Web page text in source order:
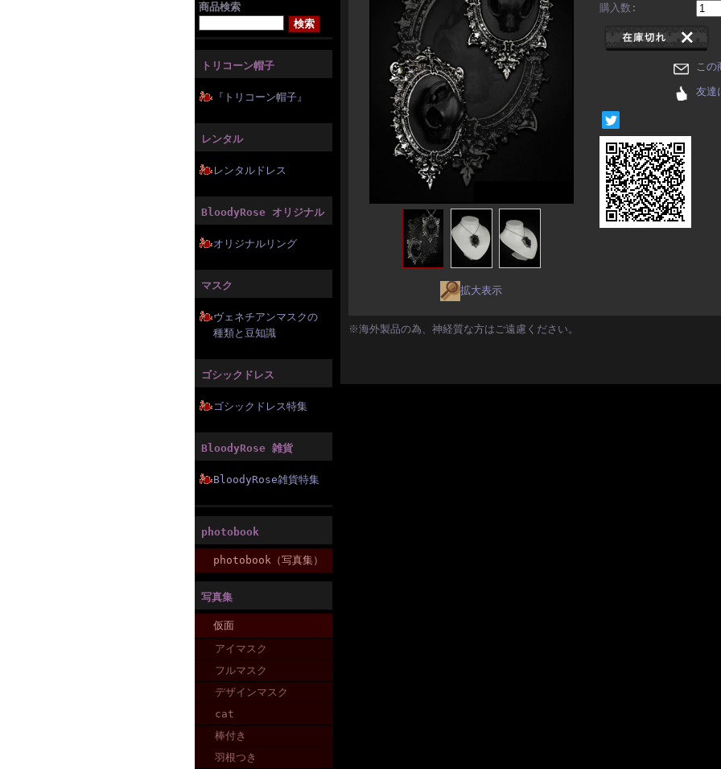
商品検索
トリコーン帽子
『トリコーン帽子』
レンタル
レンタルドレス
BloodyRose オリジナル
オリジナルリング
マスク
ヴェネチアンマスクの
種類と豆知識
ゴシックドレス
ゴシックドレス特集
BloodyRose 雑貨
BloodyRose雑貨特集
photobook
photobook（写真集）
写真集
仮面
アイマスク
フルマスク
デザインマスク
cat
棒付き
羽根つき
拡大表示
購入数:
この
友達
※海外製品の為、神経質な方はご遠慮ください。